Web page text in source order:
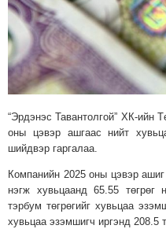
МЭДЭХҮЙ
ТЕХНОЛОГИ
ЭРДЭНЭТ
ҮЙЛДВЭРИЙН
ТОЙРОНД
ХАВРЫН
ЭРГЭН
ТОЙРОНД
"ОУВС"-
“Эрдэнэс Тавантолгой” ХК-ийн
оны цэвэр ашгаас нийт
шийдвэр гаргалаа.
Компанийн 2025 оны цэвэр
нэгж хувьцаанд 65.55 төгрөг
тэрбум төгрөгийг хувьцаа
хувьцаа эзэмшигч иргэнд 208.5